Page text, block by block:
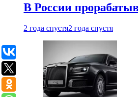
В России
2 года спустя2 года спустя